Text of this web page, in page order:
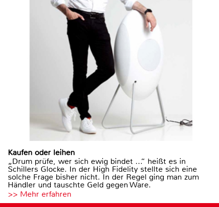
Kaufen oder leihen
„Drum prüfe, wer sich ewig bindet ...“ heißt es in
Schillers Glocke. In der High Fidelity stellte sich eine
solche Frage bisher nicht. In der Regel ging man zum
Händler und tauschte Geld gegen Ware.
>> Mehr erfahren